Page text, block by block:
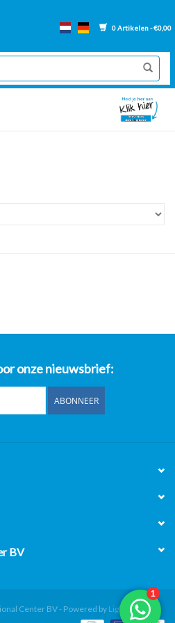
0 Artikelen - €0,00
onze nieuwsbrief:
ABONNEER
BV
Center BV - Powered by Lightspeed